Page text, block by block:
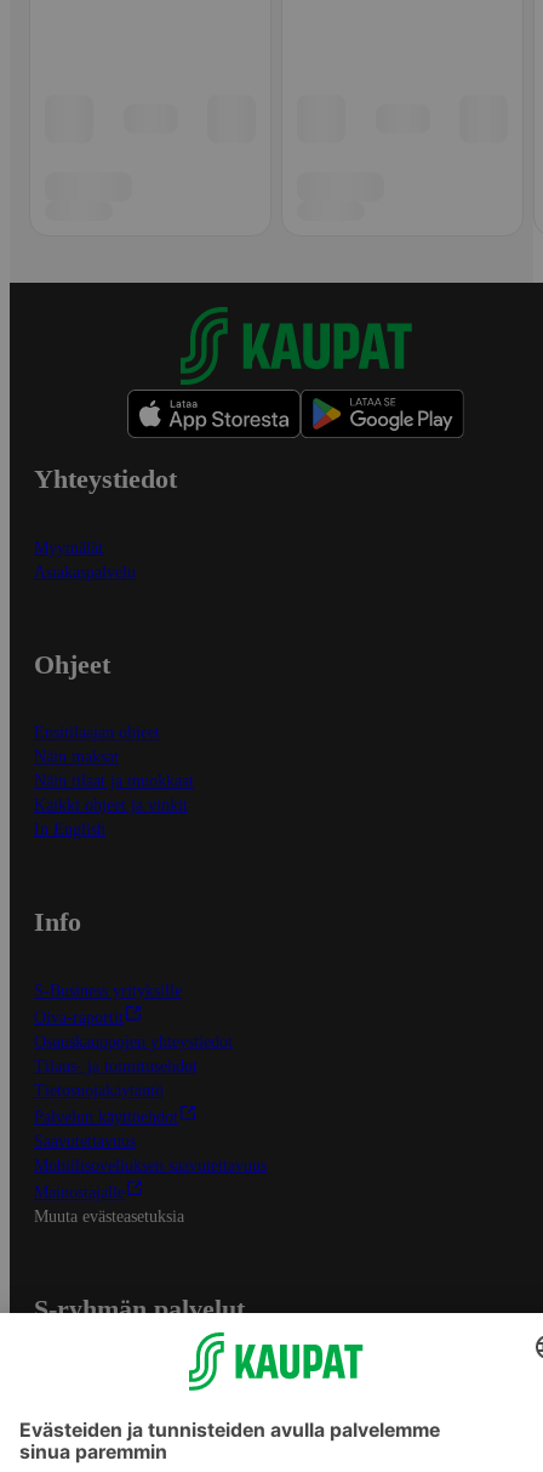
Yhteystiedot
Myymälät
Asiakaspalvelu
Ohjeet
Ensitilaajan ohjeet
Näin maksat
Näin tilaat ja muokkaat
Kaikki ohjeet ja vinkit
In English
Info
S-Business yrityksille
Oiva-raportit
Osuuskauppojen yhteystiedot
Tilaus- ja toimitusehdot
Tietosuojakäytäntö
Palvelun käyttöehdot
Saavutettavuus
Mobiilisovelluksen saavutettavuus
Mainostajalle
Muuta evästeasetuksia
S-ryhmän palvelut
Yhteishyvä Ruoka -sovellus
S-ostoslista -sovellus